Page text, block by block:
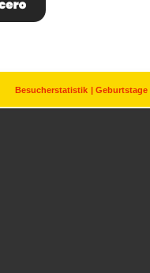
Besucherstatistik Geburtstage